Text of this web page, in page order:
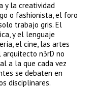
y la creatividad
o fashionista, el foro
trabajo gris. El
y el lenguaje
el cine, las artes
n3rD no
a la que cada vez
se debaten en
disciplinares.